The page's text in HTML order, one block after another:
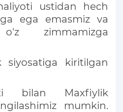
ustidan hech
ega emasmiz va
zimmamizga
siyosatiga kiritilgan
bilan Maxfiylik
mumkin.